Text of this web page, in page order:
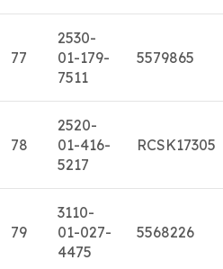
77
2530-
01-179-
7511
5579865
78
2520-
01-416-
5217
RCSK17305
79
3110-
01-027-
4475
5568226